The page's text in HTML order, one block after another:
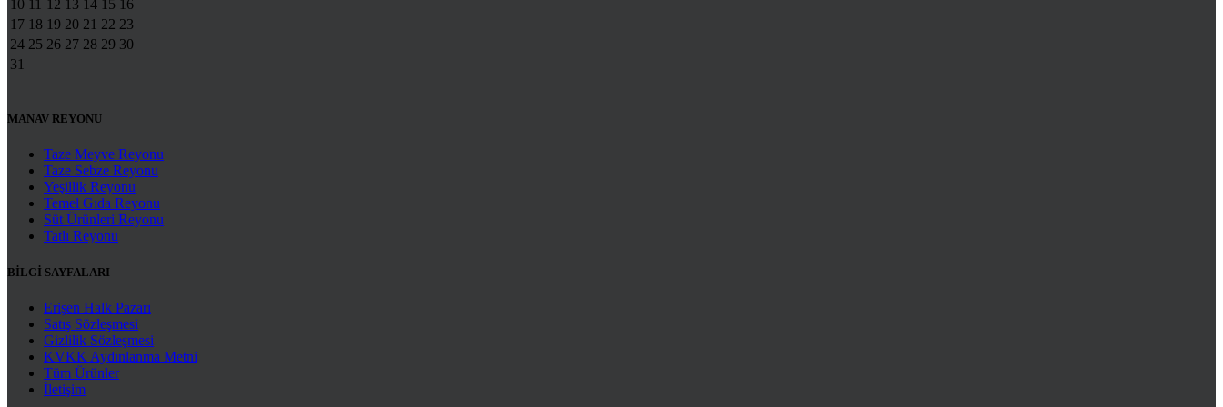
10 11 12 13 14 15 16
17 18 19 20 21 22 23
24 25 26 27 28 29 30
31
MANAV REYONU
Taze Meyve Reyonu
Taze Sebze Reyonu
Yeşillik Reyonu
Temel Gıda Reyonu
Süt Ürünleri Reyonu
Tatlı Reyonu
BİLGİ SAYFALARI
Erişen Halk Pazarı
Satış Sözleşmesi
Gizlilik Sözleşmesi
KVKK Aydınlanma Metni
Tüm Ürünler
İletişim